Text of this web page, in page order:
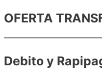
OFERTA
Debito y